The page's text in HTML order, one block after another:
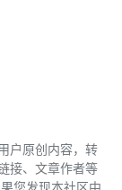
户原创内容，转
接、文章作者等
您发现本社区中